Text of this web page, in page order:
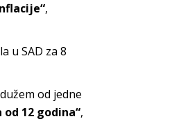
,
u SAD za 8
od jedne
12 godina“,